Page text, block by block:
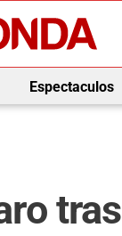
Espectaculos